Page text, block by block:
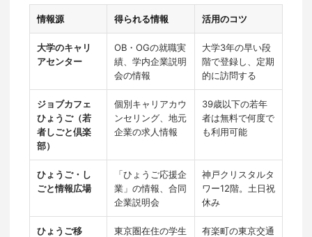
情報源 得られる情報 活用のコツ
大学のキャリ
アセンター
OB・OGの就職実
績、学内企業説明
会の情報
大学3年の早い段
階で登録し、定期
的に訪問する
ジョブカフェ
ひょうご（若
者しごと倶楽
部）
個別キャリアカウ
ンセリング、地元
企業の求人情報
39歳以下の若年
者は無料で何度で
も利用可能
ひょうご・し
ごと情報広場
「ひょうご応援企
業」の情報、合同
企業説明会
神戸クリスタルタ
ワー12階。土日祝
休み
ひょうご移
東京圏在住の学生
有楽町の東京交通